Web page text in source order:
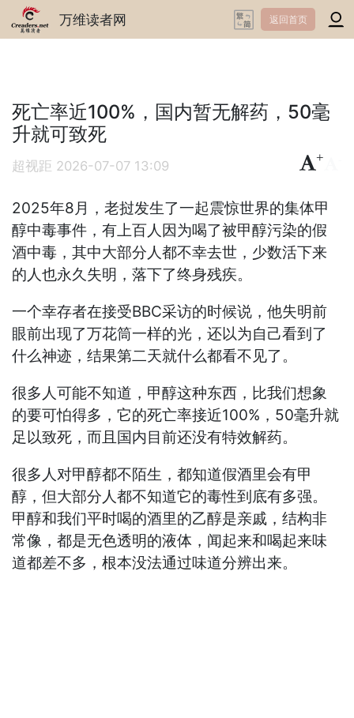
万维读者网 返回首页
死亡率近100%，国内暂无解药，50毫
升就可致死
超视距 2026-07-07 13:09
+
2025年8月，老挝发生了一起震惊世界的集体甲
醇中毒事件，有上百人因为喝了被甲醇污染的假
酒中毒，其中大部分人都不幸去世，少数活下来
的人也永久失明，落下了终身残疾。
一个幸存者在接受BBC采访的时候说，他失明前
眼前出现了万花筒一样的光，还以为自己看到了
什么神迹，结果第二天就什么都看不见了。
很多人可能不知道，甲醇这种东西，比我们想象
的要可怕得多，它的死亡率接近100%，50毫升就
足以致死，而且国内目前还没有特效解药。
很多人对甲醇都不陌生，都知道假酒里会有甲
醇，但大部分人都不知道它的毒性到底有多强。
甲醇和我们平时喝的酒里的乙醇是亲戚，结构非
常像，都是无色透明的液体，闻起来和喝起来味
道都差不多，根本没法通过味道分辨出来。